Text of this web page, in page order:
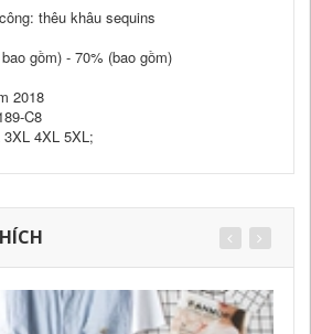
thêu khâu sequins
gồm) - 70% (bao gồm)
2018
C8
4XL 5XL;